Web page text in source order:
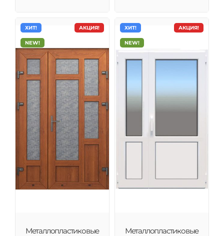
АКЦИЯ!
ХИТ!
NEW!
Металлопластиковые
АКЦИЯ!
ХИТ!
NEW!
Металлопластиковые